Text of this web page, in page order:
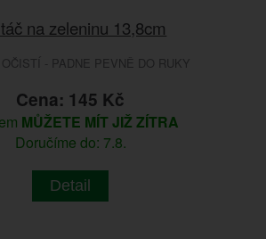
na zeleninu 13,8cm
- PADNE PEVNĚ DO RUKY
Cena: 145 Kč
MŮŽETE MÍT JIŽ ZÍTRA
Doručíme do: 7.8.
Detail